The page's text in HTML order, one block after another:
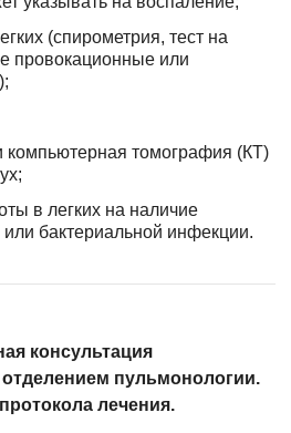
(спирометрия, тест на
провокационные или
компьютерная томография (КТ)
в легких на наличие
или бактериальной инфекции.
консультация
пульмонологии.
лечения.